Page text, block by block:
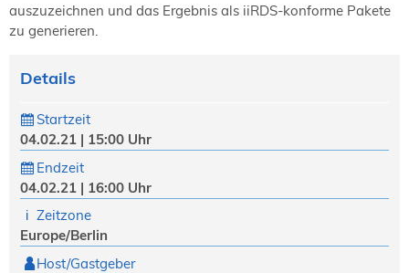
Publikationen
Stellenangebote
Dienstleister
Downloadbereich
auszuzeichnen und das Ergebnis als iiRDS-konforme Pakete
zu generieren.
Details
Startzeit
04.02.21 | 15:00 Uhr
Endzeit
04.02.21 | 16:00 Uhr
Zeitzone
Europe/Berlin
Host/Gastgeber